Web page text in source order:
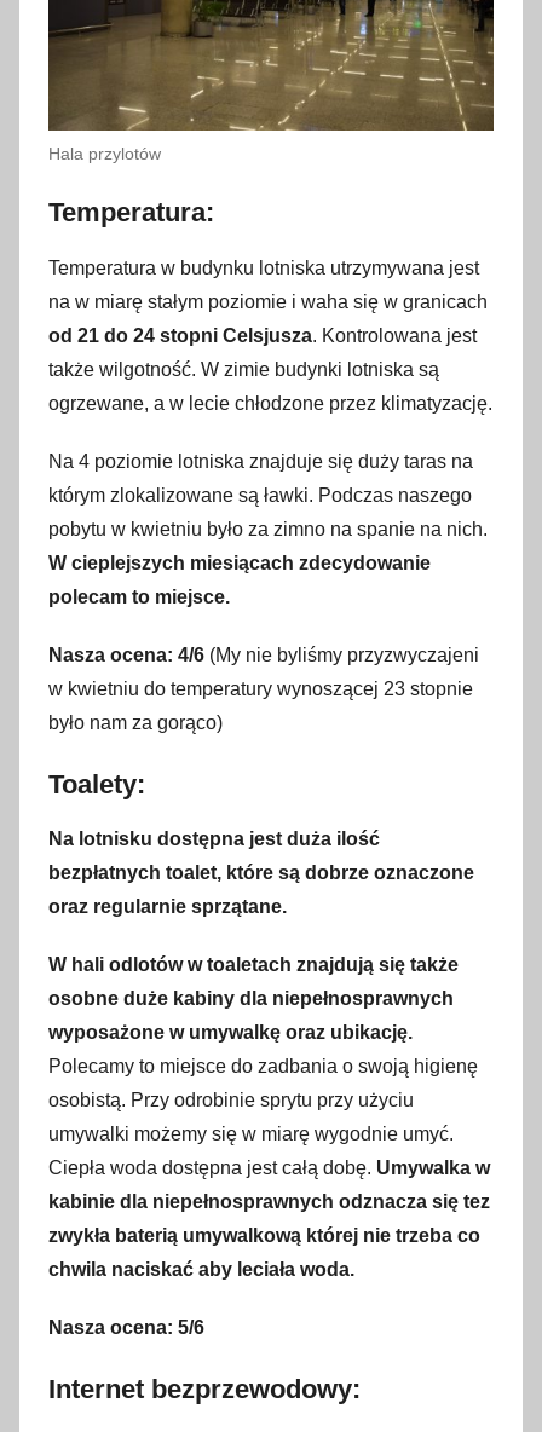
Hala przylotów
Temperatura:
Temperatura w budynku lotniska utrzymywana jest
na w miarę stałym poziomie i waha się w granicach
od 21 do 24 stopni Celsjusza. Kontrolowana jest
także wilgotność. W zimie budynki lotniska są
ogrzewane, a w lecie chłodzone przez klimatyzację.
Na 4 poziomie lotniska znajduje się duży taras na
którym zlokalizowane są ławki. Podczas naszego
pobytu w kwietniu było za zimno na spanie na nich.
W cieplejszych miesiącach zdecydowanie
polecam to miejsce.
Nasza ocena: 4/6 (My nie byliśmy przyzwyczajeni
w kwietniu do temperatury wynoszącej 23 stopnie
było nam za gorąco)
Toalety:
Na lotnisku dostępna jest duża ilość
bezpłatnych toalet, które są dobrze oznaczone
oraz regularnie sprzątane.
W hali odlotów w toaletach znajdują się także
osobne duże kabiny dla niepełnosprawnych
wyposażone w umywalkę oraz ubikację.
Polecamy to miejsce do zadbania o swoją higienę
osobistą. Przy odrobinie sprytu przy użyciu
umywalki możemy się w miarę wygodnie umyć.
Ciepła woda dostępna jest całą dobę. Umywalka w
kabinie dla niepełnosprawnych odznacza się tez
zwykła baterią umywalkową której nie trzeba co
chwila naciskać aby leciała woda.
Nasza ocena: 5/6
Internet bezprzewodowy: